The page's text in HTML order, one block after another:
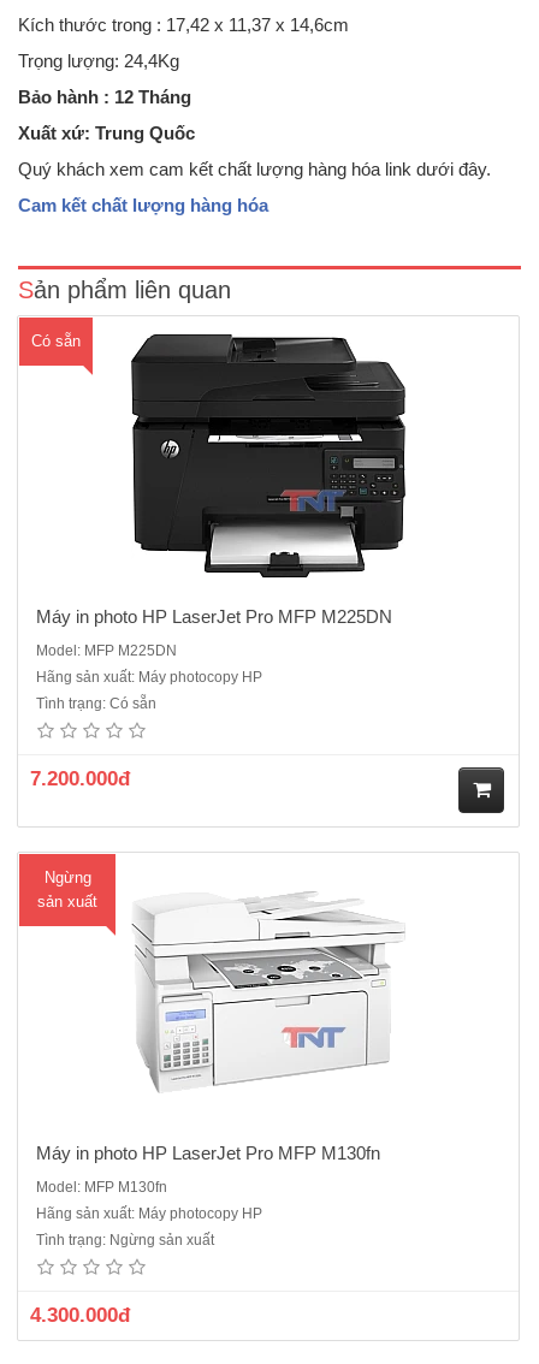
Kích thước trong : 17,42 x 11,37 x 14,6cm
Trọng lượng: 24,4Kg
Bảo hành : 12 Tháng
Xuất xứ: Trung Quốc
Quý khách xem cam kết chất lượng hàng hóa link dưới đây.
Cam kết chất lượng hàng hóa
Sản phẩm liên quan
Có sẵn
Scan-Copy-Fax-Duplex.- Chức năng in qua mạng LAN, in 2 mặt tự
động.- Chức năng đa nhiệm Multitasking.- Màn h..
Máy in photo HP LaserJet Pro MFP M225DN
Model: MFP M225DN
Hãng sản xuất: Máy photocopy HP
Tình trạng: Có sẵn
7.200.000đ
Ngừng
sản xuất
Máy in photo HP LaserJet Pro MFP M130fn là sự lựa chọn tối ưu nhất
không những về chi phí đầu tư mà còn cả hiệu quả xử lý công
việc.Chức năng chính: Photo- in - scan - fax- Màn hình LCD 2 dòng.-
Máy in photo HP LaserJet Pro MFP M130fn
Model: MFP M130fn
Hãng sản xuất: Máy photocopy HP
Tình trạng: Ngừng sản xuất
4.300.000đ
Máy in HP LaserJet Pro MFP M130a Chức năng: in, copy, scan, khổ in
A4.Công suất in tối đa: 10000 trang/tháng, công suất scan: 150-1500
trang/ thángCông suất in khuyến nghị: 150-1500 trang/ thángTốc độ
in: 22 trang A4/ phútCông nghệ mực in:..